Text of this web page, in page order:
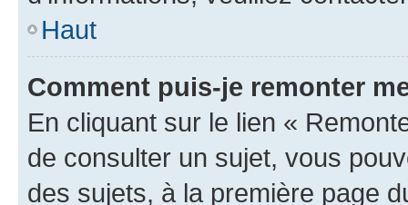
Haut
Comment puis-je remonter
En cliquant sur le lien «
de consulter un sujet, vous
des sujets, à la première page